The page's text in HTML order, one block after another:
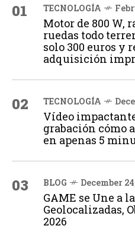
01 TECNOLOGÍA
Motor de 800 W,
ruedas todo
solo 300 euros y
adquisición
02 TECNOLOGÍA
Vídeo
grabación cómo
en apenas 5
03 BLOG December
GAME se Une a
Geolocalizadas,
2026